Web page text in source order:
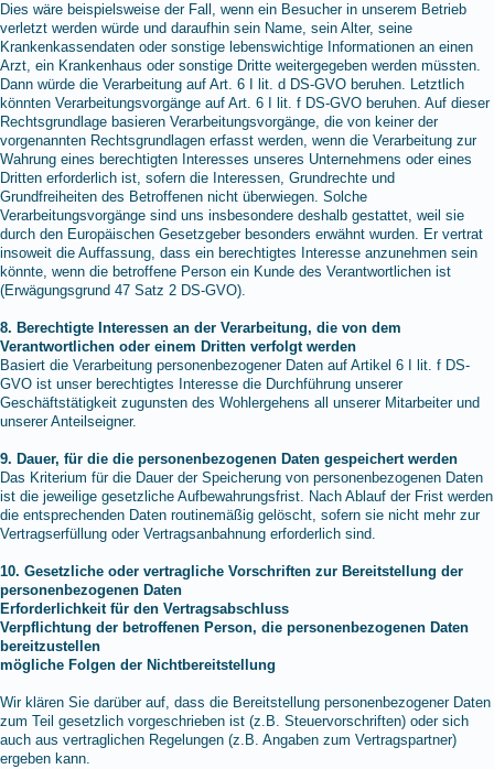
Dies wäre beispielsweise der Fall, wenn ein Besucher in unserem Betrieb
verletzt werden würde und daraufhin sein Name, sein Alter, seine
Krankenkassendaten oder sonstige lebenswichtige Informationen an einen
Arzt, ein Krankenhaus oder sonstige Dritte weitergegeben werden müssten.
Dann würde die Verarbeitung auf Art. 6 I lit. d DS-GVO beruhen. Letztlich
könnten Verarbeitungsvorgänge auf Art. 6 I lit. f DS-GVO beruhen. Auf dieser
Rechtsgrundlage basieren Verarbeitungsvorgänge, die von keiner der
vorgenannten Rechtsgrundlagen erfasst werden, wenn die Verarbeitung zur
Wahrung eines berechtigten Interesses unseres Unternehmens oder eines
Dritten erforderlich ist, sofern die Interessen, Grundrechte und
Grundfreiheiten des Betroffenen nicht überwiegen. Solche
Verarbeitungsvorgänge sind uns insbesondere deshalb gestattet, weil sie
durch den Europäischen Gesetzgeber besonders erwähnt wurden. Er vertrat
insoweit die Auffassung, dass ein berechtigtes Interesse anzunehmen sein
könnte, wenn die betroffene Person ein Kunde des Verantwortlichen ist
(Erwägungsgrund 47 Satz 2 DS-GVO).
8. Berechtigte Interessen an der Verarbeitung, die von dem
Verantwortlichen oder einem Dritten verfolgt werden
Basiert die Verarbeitung personenbezogener Daten auf Artikel 6 I lit. f DS-
GVO ist unser berechtigtes Interesse die Durchführung unserer
Geschäftstätigkeit zugunsten des Wohlergehens all unserer Mitarbeiter und
unserer Anteilseigner.
9. Dauer, für die die personenbezogenen Daten gespeichert werden
Das Kriterium für die Dauer der Speicherung von personenbezogenen Daten
ist die jeweilige gesetzliche Aufbewahrungsfrist. Nach Ablauf der Frist werden
die entsprechenden Daten routinemäßig gelöscht, sofern sie nicht mehr zur
Vertragserfüllung oder Vertragsanbahnung erforderlich sind.
10. Gesetzliche oder vertragliche Vorschriften zur Bereitstellung der
personenbezogenen Daten
Erforderlichkeit für den Vertragsabschluss
Verpflichtung der betroffenen Person, die personenbezogenen Daten
bereitzustellen
mögliche Folgen der Nichtbereitstellung
Wir klären Sie darüber auf, dass die Bereitstellung personenbezogener Daten
zum Teil gesetzlich vorgeschrieben ist (z.B. Steuervorschriften) oder sich
auch aus vertraglichen Regelungen (z.B. Angaben zum Vertragspartner)
ergeben kann.